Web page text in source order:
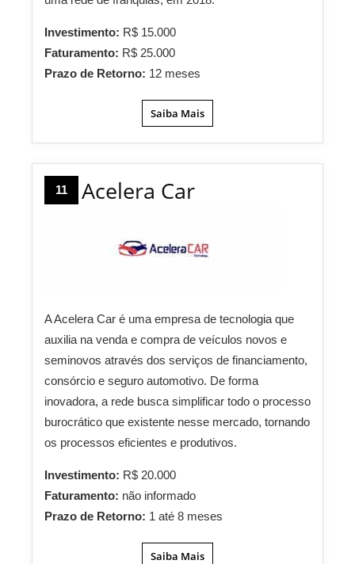
Investimento: R$ 15.000
Faturamento: R$ 25.000
Prazo de Retorno: 12 meses
Saiba Mais
11 Acelera Car
A Acelera Car é uma empresa de tecnologia que
auxilia na venda e compra de veículos novos e
seminovos através dos serviços de financiamento,
consórcio e seguro automotivo. De forma
inovadora, a rede busca simplificar todo o processo
burocrático que existente nesse mercado, tornando
os processos eficientes e produtivos.
Investimento: R$ 20.000
Faturamento: não informado
Prazo de Retorno: 1 até 8 meses
Saiba Mais